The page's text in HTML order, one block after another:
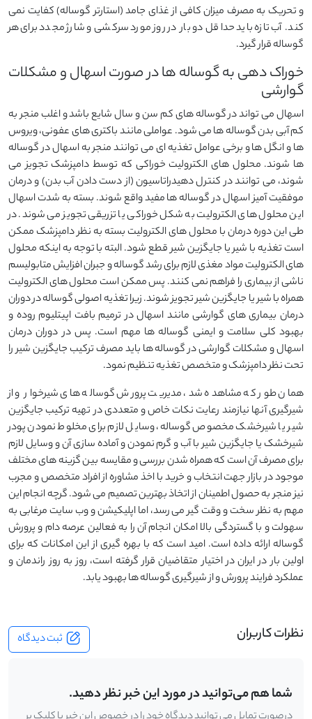
و تحریک به مصرف میزان کافی از غذای جامد (استارتر گوساله) کفایت نمی
کند. آب تازه باید حداقل دو بار در روز مورد سرکشی و شارژ مجدد برای هر
گوساله قرار گیرد.
خوراک دهی به گوساله ها در صورت اسهال و مشکلات
گوارشی
اسهال می تواند در گوساله های کم سن و سال شایع باشد و اغلب منجر به
کم آبی بدن گوساله ها می شود. عواملی مانند باکتری های عفونی، ویروس
ها و انگل ها و برخی عوامل تغذیه ای می توانند منجر به اسهال در گوساله
ها شوند. محلول های الکترولیت خوراکی که توسط دامپزشک تجویز می
شوند، می توانند در کنترل دهیدراتاسیون (از دست دادن آب بدن) و درمان
موفقیت آمیز اسهال در گوساله ها مفید واقع شوند. بسته به شدت اسهال
این محلول های الکترولیت به شکل خوراکی یا تزریقی تجویز می شوند. در
طی این دوره درمان با محلول های الکترولیت بسته به نظر دامپزشک ممکن
است تغذیه با شیر یا جایگزین شیر قطع شود. البته با توجه به اینکه محلول
های الکترولیت مواد مغذی لازم برای رشد گوساله و جبران افزایش متابولیسم
ناشی از بیماری را فراهم نمی کنند. پس ممکن است محلول های الکترولیت
همراه با شیر یا جایگزین شیر تجویز شوند. زیرا تغذیه اصولی گوساله در دوران
درمان بیماری های گوارشی مانند اسهال در ترمیم بافت اپیتلیوم روده و
بهبود کلی سلامت و ایمنی گوساله ها مهم است. پس در دوران درمان
اسهال و مشکلات گوارشی در گوساله ها باید مصرف ترکیب جایگزین شیر را
تحت نظر دامپزشک و متخصص تغذیه تنظیم نمود.
همان طور که مشاهده شد، مدیریت پرورش گوساله های شیرخوار و از
شیرگیری آنها نیازمند رعایت نکات خاص و متعددی در تهیه ترکیب جایگزین
شیر یا شیرخشک مخصوص گوساله، وسایل لازم برای مخلوط نمودن پودر
شیرخشک یا جایگزین شیر با آب و گرم نمودن و آماده سازی آن و وسایل لازم
برای مصرف آن است که همراه شدن بررسی و مقایسه بین گزینه های مختلف
موجود در بازار جهت انتخاب و خرید با اخذ مشاوره از افراد متخصص و مجرب
نیز منجر به حصول اطمینان از اتخاذ بهترین تصمیم می شود. گرچه انجام این
مهم به نظر سخت و وقت گیر می رسد، اما اپلیکیشن و وب سایت مرغابی به
سهولت و با گستردگی بالا امکان انجام آن را به فعالین عرصه دام و پرورش
گوساله ارائه داده است. امید است که با بهره گیری از این امکانات که برای
اولین بار در ایران در اختیار متقاضیان قرار گرفته است، روز به روز راندمان و
عملکرد فرایند پرورش و از شیرگیری گوساله ها بهبود یابد.
نظرات کاربران ثبت دیدگاه
شما هم می‌توانید در مورد این خبر نظر دهید.